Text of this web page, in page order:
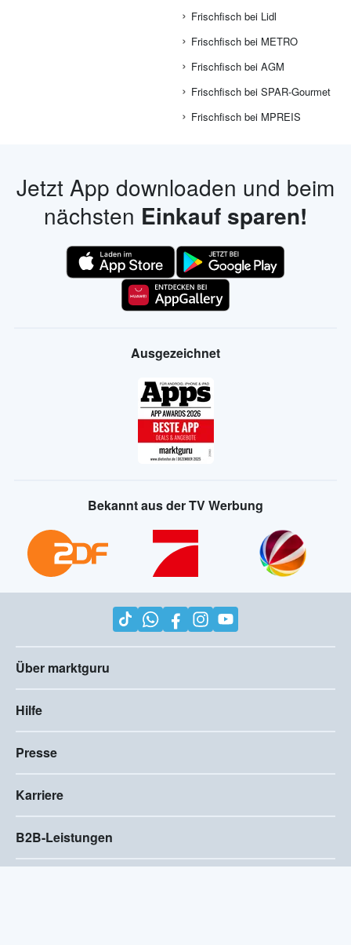
Frischfisch bei Lidl
Frischfisch bei METRO
Frischfisch bei AGM
Frischfisch bei SPAR-Gourmet
Frischfisch bei MPREIS
Jetzt App downloaden und beim
nächsten Einkauf sparen!
Ausgezeichnet
Bekannt aus der TV Werbung
Über marktguru
Hilfe
Presse
Karriere
B2B-Leistungen